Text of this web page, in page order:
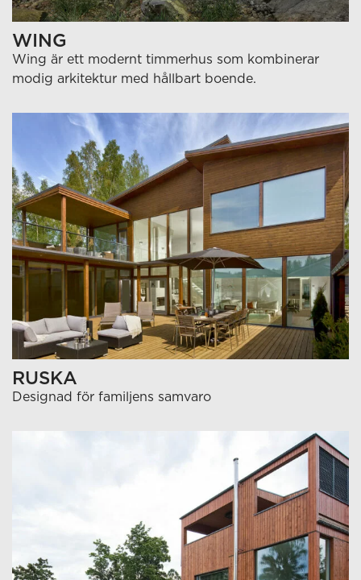
WING
Wing är ett modernt timmerhus som kombinerar
modig arkitektur med hållbart boende.
RUSKA
Designad för familjens samvaro